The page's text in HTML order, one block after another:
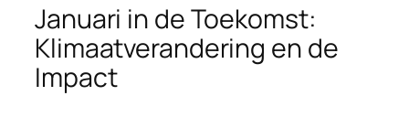
Januari in de Toekomst:
Klimaatverandering en de
Impact